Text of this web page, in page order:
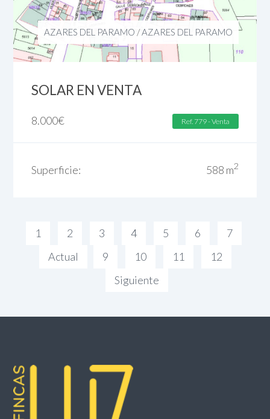
AZARES DEL PARAMO /AZARES DEL PARAMO
SOLAR EN VENTA
8.000€ Ref. 779 - Venta
Superficie: 588 m2
1 2 3 4 5 6
7
Actual
9 10 11
12
Siguiente